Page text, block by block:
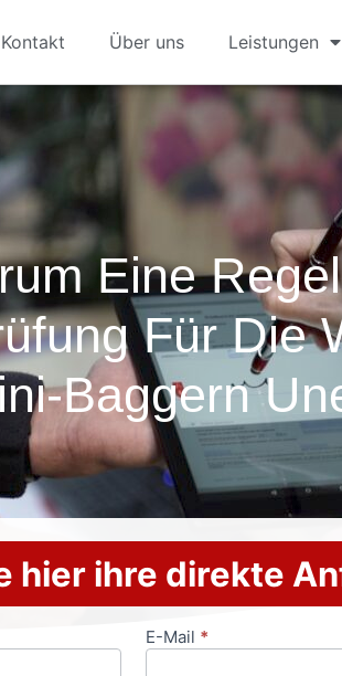
Kontakt Über uns Leistungen
Eine
Für Die
Baggern
hier ihre direkte
E-Mail *